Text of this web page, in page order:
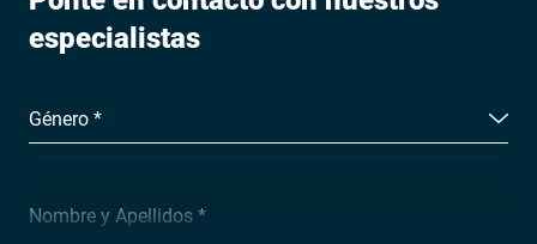
especialistas
Género *
Nombre y Apellidos *